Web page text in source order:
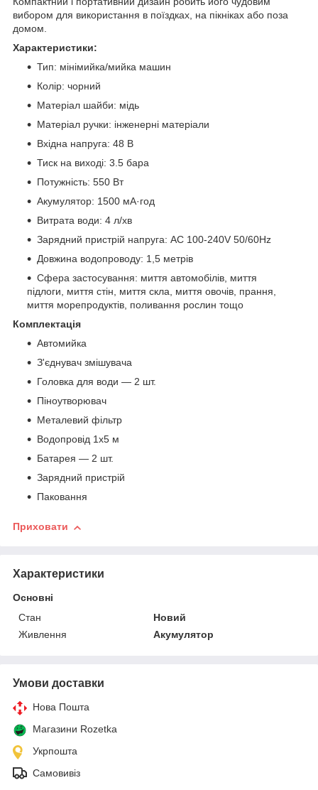
вибором для використання в поїздках, на пікніках або поза
домом.
Характеристики:
Тип: мінімийка/мийка машин
Колір: чорний
Матеріал шайби: мідь
Матеріал ручки: інженерні матеріали
Вхідна напруга: 48 В
Тиск на виході: 3.5 бара
Потужність: 550 Вт
Акумулятор: 1500 мА·год
Витрата води: 4 л/хв
Зарядний пристрій напруга: AC 100-240V 50/60Hz
Довжина водопроводу: 1,5 метрів
Сфера застосування: миття автомобілів, миття
підлоги, миття стін, миття скла, миття овочів, прання,
миття морепродуктів, поливання рослин тощо
Комплектація
Автомийка
З'єднувач змішувача
Головка для води — 2 шт.
Піноутворювач
Металевий фільтр
Водопровід 1х5 м
Батарея — 2 шт.
Зарядний пристрій
Паковання
Приховати
Характеристики
Основні
Стан
Новий
Живлення
Акумулятор
Умови доставки
Нова Пошта
Магазини Rozetka
Укрпошта
Самовивіз